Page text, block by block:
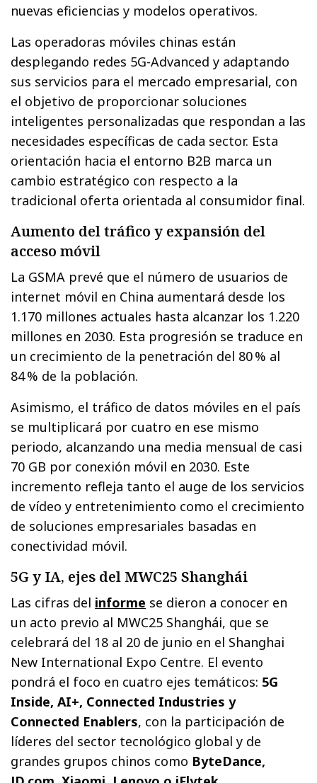
nuevas eficiencias y modelos operativos.
Las operadoras móviles chinas están
desplegando redes 5G-Advanced y adaptando
sus servicios para el mercado empresarial, con
el objetivo de proporcionar soluciones
inteligentes personalizadas que respondan a las
necesidades específicas de cada sector. Esta
orientación hacia el entorno B2B marca un
cambio estratégico con respecto a la
tradicional oferta orientada al consumidor final.
Aumento del tráfico y expansión del
acceso móvil
La GSMA prevé que el número de usuarios de
internet móvil en China aumentará desde los
1.170 millones actuales hasta alcanzar los 1.220
millones en 2030. Esta progresión se traduce en
un crecimiento de la penetración del 80 % al
84 % de la población.
Asimismo, el tráfico de datos móviles en el país
se multiplicará por cuatro en ese mismo
periodo, alcanzando una media mensual de casi
70 GB por conexión móvil en 2030. Este
incremento refleja tanto el auge de los servicios
de vídeo y entretenimiento como el crecimiento
de soluciones empresariales basadas en
conectividad móvil.
5G y IA, ejes del MWC25 Shanghái
Las cifras del informe se dieron a conocer en
un acto previo al MWC25 Shanghái, que se
celebrará del 18 al 20 de junio en el Shanghai
New International Expo Centre. El evento
pondrá el foco en cuatro ejes temáticos: 5G
Inside, AI+, Connected Industries y
Connected Enablers, con la participación de
líderes del sector tecnológico global y de
grandes grupos chinos como ByteDance,